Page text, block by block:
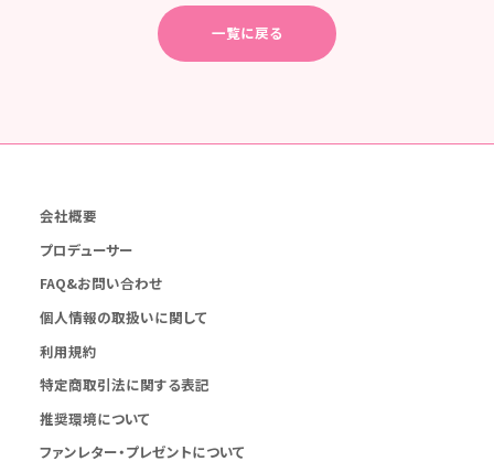
一覧に戻る
会社概要
プロデューサー
FAQ&お問い合わせ
個人情報の取扱いに関して
利用規約
特定商取引法に関する表記
推奨環境について
ファンレター・プレゼントについて